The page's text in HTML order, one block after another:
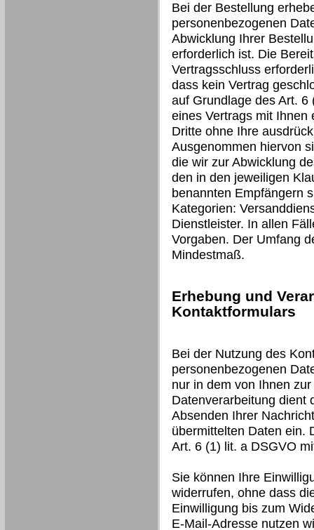
Bei der Bestellung
personenbezogenen
Abwicklung Ihrer
erforderlich ist. Die
Vertragsschluss
dass kein Vertrag
auf Grundlage des Art.
eines Vertrags mit Ihnen
Dritte ohne Ihre
Ausgenommen hiervon
die wir zur Abwicklung
den in den jeweiligen
benannten Empfängern
Kategorien:
Dienstleister. In allen
Vorgaben. Der Umfang
Mindestmaß.
Erhebung und
Kontaktformulars
Bei der Nutzung des
personenbezogenen
nur in dem von Ihnen
Datenverarbeitung dient
Absenden Ihrer
übermittelten Daten ein.
Art. 6 (1) lit. a DSGVO
Sie können Ihre
widerrufen, ohne dass
Einwilligung bis zum
E-Mail-Adresse nutzen